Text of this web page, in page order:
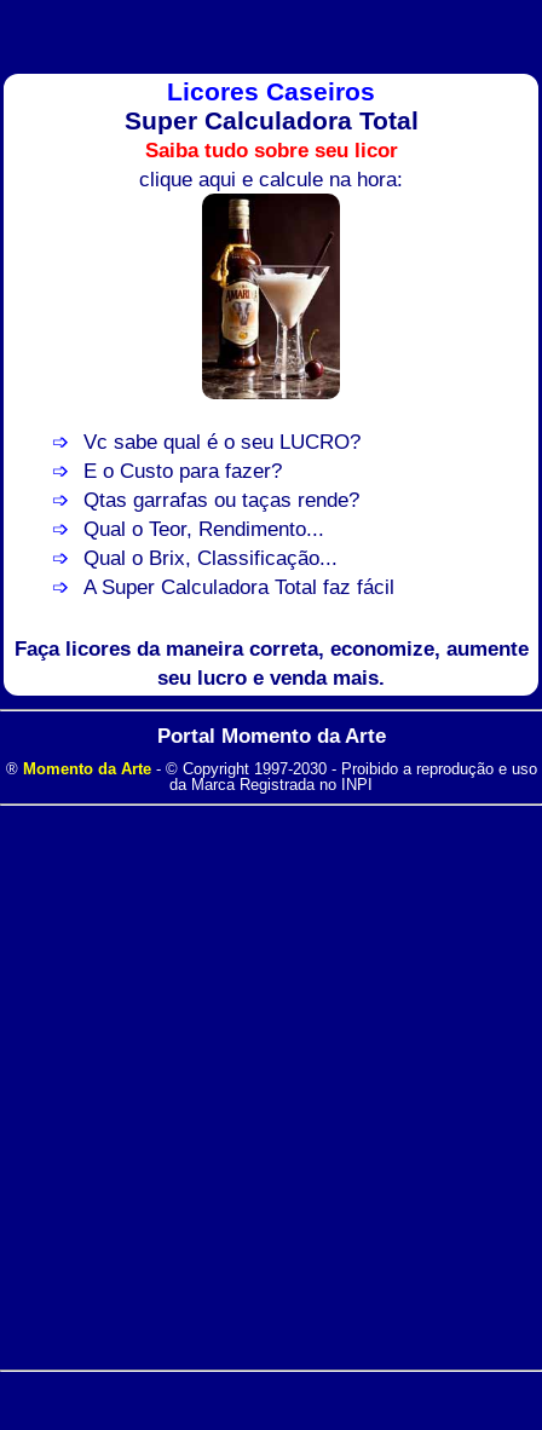
Licores Caseiros
Super Calculadora Total
Saiba tudo sobre seu licor
clique aqui e calcule na hora:
Vc sabe qual é o seu LUCRO?
E o Custo para fazer?
Qtas garrafas ou taças rende?
Qual o Teor, Rendimento...
Qual o Brix, Classificação...
A Super Calculadora Total faz fácil
Faça licores da maneira correta, economize, aumente
seu lucro e venda mais.
Portal Momento da Arte
® Momento da Arte- © Copyright 1997-2030 - Proibido a reprodução e uso
da Marca Registrada no INPI